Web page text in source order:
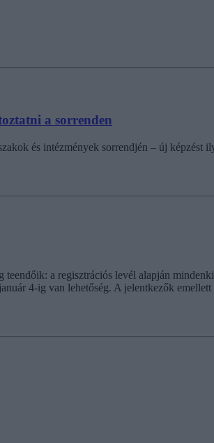
a sorrenden
és intézmények sorrendjén – új képzést
teendőik: a regisztrációs levél alapján
4-ig van lehetőség. A jelentkezők